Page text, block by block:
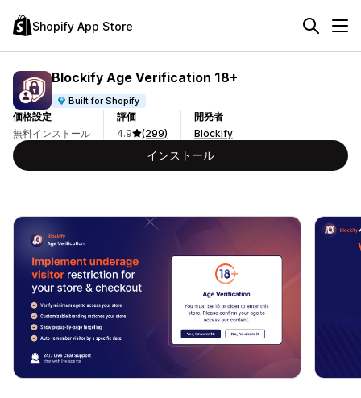
Shopify App Store
Blockify Age Verification 18+
Built for Shopify
価格設定
無料インストール
評価
4.9
(299)
開発者
Blockify
インストール